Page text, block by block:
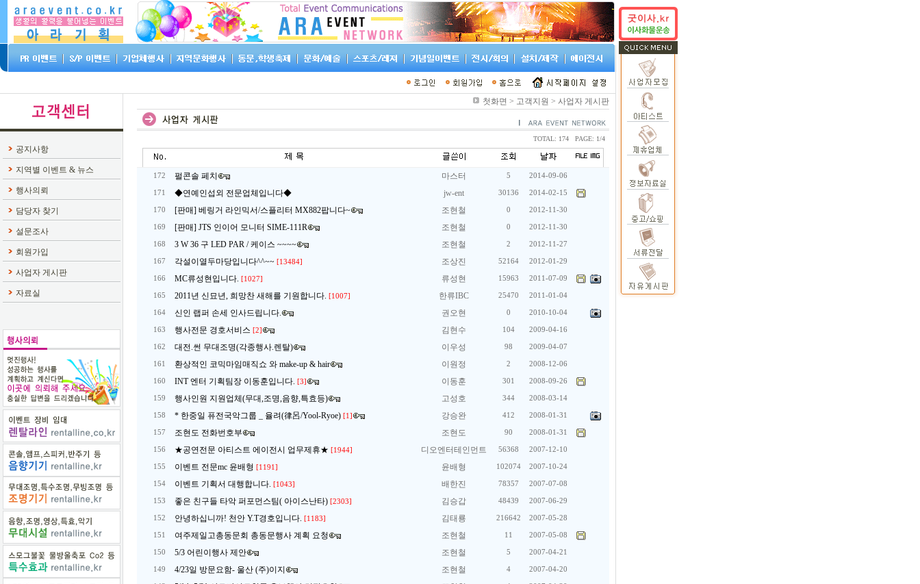
공지사항
지역별 이벤트 & 뉴스
행사의뢰
담당자 찾기
설문조사
회원가입
사업자 게시판
자료실
첫화면 > 고객지원 > 사업자 게시판
TOTAL: 174 PAGE: 1/4
172 펄콘솔 페치 마스터 5 2014-09-06
171 ◆연예인섭외 전문업체입니다◆ jw-ent 30136 2014-02-15
170 [판매] 베링거 라인믹서/스플리터 MX882팝니다~ 조현철 0 2012-11-30
169 [판매] JTS 인이어 모니터 SIME-111R 조현철 0 2012-11-30
168 3 W 36 구 LED PAR / 케이스 ~~~~ 조현철 2 2012-11-27
167 각설이열두마당입니다^^~~ [13484] 조상진 52164 2012-01-29
166 MC류성현입니다. [1027] 류성현 15963 2011-07-09
165 2011년 신묘년, 희망찬 새해를 기원합니다. [1007] 한류IBC 25470 2011-01-04
164 신인 랩퍼 손세 인사드립니다. 권오현 0 2010-10-04
163 행사전문 경호서비스 [2] 김현수 104 2009-04-16
162 대전.썬 무대조명(각종행사.렌탈) 이우성 98 2009-04-07
161 환상적인 코믹마임매직쇼 와 make-up & hair 이원정 2 2008-12-06
160 INT 엔터 기획팀장 이동훈입니다. [3] 이동훈 301 2008-09-26
159 행사인원 지원업체(무대,조명,음향,특효등) 고성호 344 2008-03-14
158 * 한중일 퓨전국악그룹 _ 율려(律呂/Yool-Ryoe) [1] 강승완 412 2008-01-31
157 조현도 전화번호부 조현도 90 2008-01-31
156 ★공연전문 아티스트 에이전시 업무제휴★ [1944] 디오엔터테인먼트 56368 2007-12-10
155 이벤트 전문mc 윤배형 [1191] 윤배형 102074 2007-10-24
154 이벤트 기획서 대행합니다. [1043] 배한진 78357 2007-07-08
153 좋은 친구들 타악 퍼포먼스팀( 아이스난타) [2303] 김승갑 48439 2007-06-29
152 안녕하십니까! 천안 Y.T경호입니다. [1183] 김태룡 216642 2007-05-28
151 여주제일고총동문회 총동문행사 계획 요청 조현철 11 2007-05-08
150 5/3 어린이행사 제안 조현철 5 2007-04-21
149 4/23일 방문요함- 울산 (주)이지 조현철 4 2007-04-20